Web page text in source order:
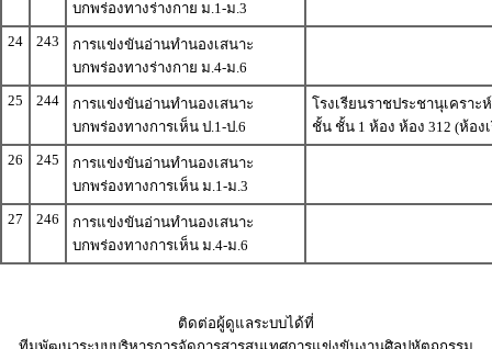
บกพร่องทางร่างกาย ม.1-ม.3
24
243
การแข่งขันอ่านทำนองเสนาะ
บกพร่องทางร่างกาย ม.4-ม.6
25
244
การแข่งขันอ่านทำนองเสนาะ
บกพร่องทางการเห็น ป.1-ป.6
โรงเรียนราชประชานุเครา
ชั้น ชั้น 1 ห้อง ห้อง 312 (ห้อ
26
245
การแข่งขันอ่านทำนองเสนาะ
บกพร่องทางการเห็น ม.1-ม.3
27
246
การแข่งขันอ่านทำนองเสนาะ
บกพร่องทางการเห็น ม.4-ม.6
ติดต่อผู้ดูแลระบบได้ที่